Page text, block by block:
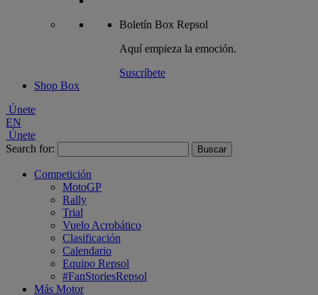
Boletín Box Repsol
Aquí empieza la emoción.
Suscríbete
Shop Box
Únete
EN
Únete
Search for:
Competición
MotoGP
Rally
Trial
Vuelo Acrobático
Clasificación
Calendario
Equipo Repsol
#FanStoriesRepsol
Más Motor